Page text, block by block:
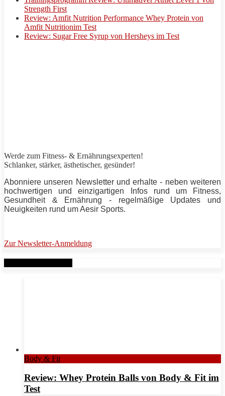
Strength First
Review: Amfit Nutrition Performance Whey Protein von
Amfit Nutritionim Test
Review: Sugar Free Syrup von Hersheys im Test
Werde zum Fitness- & Ernährungsexperten!
Schlanker, stärker, ästhetischer, gesünder!
Abonniere unseren Newsletter und erhalte - neben weiteren
hochwertigen und einzigartigen Infos rund um Fitness,
Gesundheit & Ernährung - regelmäßige Updates und
Neuigkeiten rund umAesir Sports.
Zur Newsletter-Anmeldung
Body & Fit
Review: Whey Protein Balls von Body & Fit im
Test